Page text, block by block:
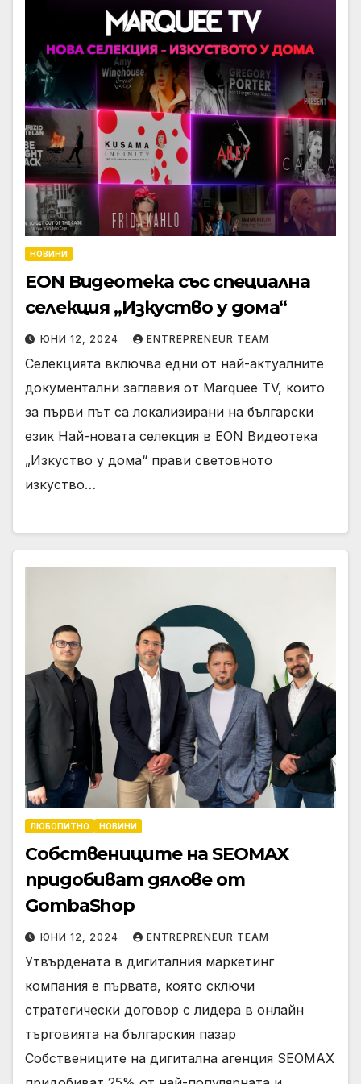
НОВИНИ
EON Видеотека със специална
селекция „Изкуство у дома“
ЮНИ 12, 2024 ENTREPRENEUR TEAM
Селекцията включва едни от най-актуалните
документални заглавия от Marquee TV, които
за първи път са локализирани на български
език Най-новата селекция в EON Видеотека
„Изкуство у дома“ прави световното
изкуство…
ЛЮБОПИТНО НОВИНИ
Собствениците на SEOMAX
придобиват дялове от
GombaShop
ЮНИ 12, 2024 ENTREPRENEUR TEAM
Утвърдената в дигиталния маркетинг
компания е първата, която сключи
стратегически договор с лидера в онлайн
търговията на българския пазар
Собствениците на дигитална агенция SEOMAX